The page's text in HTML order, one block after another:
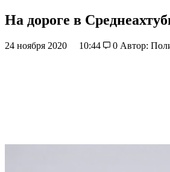
На дороге в
24 ноября 2020 10:44 0 Автор: